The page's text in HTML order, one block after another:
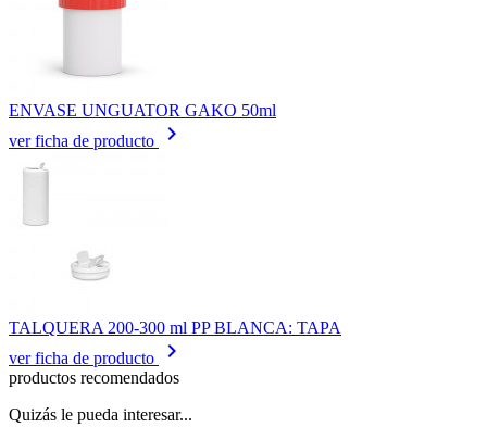
ENVASE UNGUATOR GAKO 50ml
ver ficha de producto
keyboard_arrow_right
TALQUERA 200-300 ml PP BLANCA: TAPA
ver ficha de producto
keyboard_arrow_right
productos recomendados
Quizás le pueda interesar...